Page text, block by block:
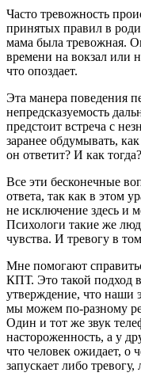
Часто тревожность
принятых правил в
мама была тревожная.
времени на вокзал или
что опоздает.
Эта манера поведения
непредсказуемость
предстоит встреча с
заранее обдумывать,
он ответит? И как
Все эти бесконечные
ответа, так как в этом
не исключение здесь и
Психологи такие же
чувства. И тревогу в
Мне помогают
КПТ. Это такой подход
утверждение, что наши
мы можем по-разному
Один и тот же звук
настороженность, а у
что человек ожидает, о
запускает либо тревогу,